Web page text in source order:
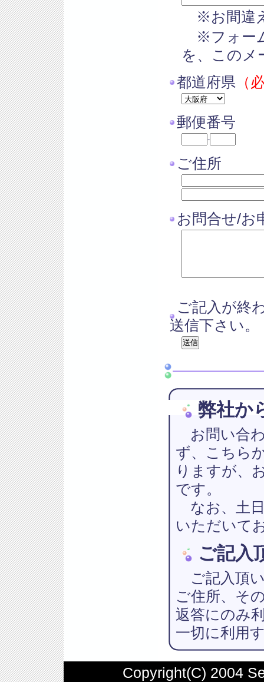
※お間違
※フォー
を、このメ
都道府県 （
郵便番号
-
ご住所
お問合せ/お
ご記入が終
送信下さい。
弊社か
お問い合
ず、こちら
りますが、
です。
なお、土
いただいて
ご記入
ご記入頂
ご住所、そ
返答にのみ
一切に利用
Copyright(C) 2004